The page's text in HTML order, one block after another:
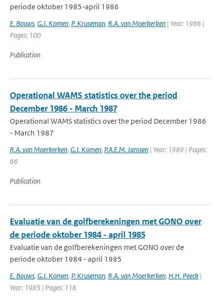
periode oktober 1985-april 1986
E. Bouws, G.J. Komen, P. Kruseman, R.A. van Moerkerken | Year: 1986 |
Pages: 100
Publication
Operational WAMS statistics over the period
December 1986 - March 1987
Operational WAMS statistics over the period December 1986
- March 1987
R.A. van Moerkerken, G.J. Komen, P.A.E.M. Janssen | Year: 1989 | Pages:
66
Publication
Evaluatie van de golfberekeningen met GONO over
de periode oktober 1984 - april 1985
Evaluatie van de golfberekeningen met GONO over de
periode oktober 1984 - april 1985
E. Bouws, G.J. Komen, P. Kruseman, R.A. van Moerkerken, H.H. Peeck |
Year: 1985 | Pages: 118